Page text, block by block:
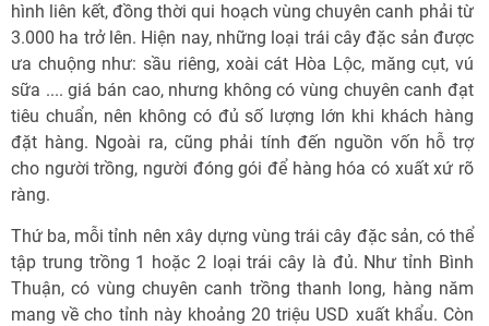
hình liên kết, đồng thời qui hoạch vùng chuyên canh phải từ
3.000 ha trở lên. Hiện nay, những loại trái cây đặc sản được
ưa chuộng như: sầu riêng, xoài cát Hòa Lộc, măng cụt, vú
sữa .... giá bán cao, nhưng không có vùng chuyên canh đạt
tiêu chuẩn, nên không có đủ số lượng lớn khi khách hàng
đặt hàng. Ngoài ra, cũng phải tính đến nguồn vốn hỗ trợ
cho người trồng, người đóng gói để hàng hóa có xuất xứ rõ
ràng.
Thứ ba, mỗi tỉnh nên xây dựng vùng trái cây đặc sản, có thể
tập trung trồng 1 hoặc 2 loại trái cây là đủ. Như tỉnh Bình
Thuận, có vùng chuyên canh trồng thanh long, hàng năm
mang về cho tỉnh này khoảng 20 triệu USD xuất khẩu. Còn